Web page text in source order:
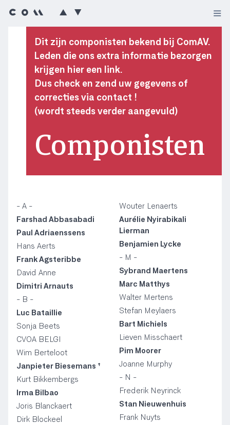
Dit zijn componisten bekend bij ComAV.
Leden die ons extra informatie bezorgen
krijgen hier een link.
Dus check en zend uw gegevens of
correcties via contact !
(wordt steeds verder aangevuld)
Componisten
- A -
Farshad Abbasabadi
Paul Adriaenssens
Hans Aerts
Frank Agsteribbe
David Anne
Dimitri Arnauts
- B -
Luc Bataillie
Sonja Beets
CVOA BELGI
Wim Berteloot
Janpieter Biesemans †
Kurt Bikkembergs
Irma Bilbao
Joris Blanckaert
Dirk Blockeel
Wouter Lenaerts
Aurélie Nyirabikali
Lierman
Benjamien Lycke
- M -
Sybrand Maertens
Marc Matthys
Walter Mertens
Stefan Meylaers
Bart Michiels
Lieven Misschaert
Pim Moorer
Joanne Murphy
- N -
Frederik Neyrinck
Stan Nieuwenhuis
Frank Nuyts